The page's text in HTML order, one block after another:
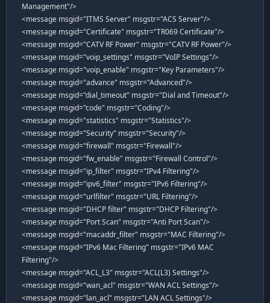
Management"/>
<message msgid="ITMS Server" msgstr="ACS Server"/>
<message msgid="Certificate" msgstr="TR069 Certificate"/>
<message msgid="CATV RF Power" msgstr="CATV RF Power"/>
<message msgid="voip_settings" msgstr="VoIP Settings"/>
<message msgid="voip_enable" msgstr="Key Parameters"/>
<message msgid="advance" msgstr="Advanced"/>
<message msgid="dial_timeout" msgstr="Dial and Timeout"/>
<message msgid="code" msgstr="Coding"/>
<message msgid="statistics" msgstr="Statistics"/>
<message msgid="Security" msgstr="Security"/>
<message msgid="firewall" msgstr="Firewall"/>
<message msgid="fw_enable" msgstr="Firewall Control"/>
<message msgid="ip_filter" msgstr="IPv4 Filtering"/>
<message msgid="ipv6_filter" msgstr="IPv6 Filtering"/>
<message msgid="urlfilter" msgstr="URL Filtering"/>
<message msgid="DHCP filter" msgstr="DHCP Filtering"/>
<message msgid="Port Scan" msgstr="Anti Port Scan"/>
<message msgid="macaddr_filter" msgstr="MAC Filtering"/>
<message msgid="IPv6 Mac Filtering" msgstr="IPv6 MAC
Filtering"/>
<message msgid="ACL_L3" msgstr="ACL(L3) Settings"/>
<message msgid="wan_acl" msgstr="WAN ACL Settings"/>
<message msgid="lan_acl" msgstr="LAN ACL Settings"/>